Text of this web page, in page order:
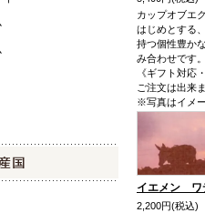
カップオブエ
はじめとする
持つ個性豊か
み合わせです。
《ギフト対応
ご注文は出来
※写真はイメー
イエメン ワ
2,200円(税込)